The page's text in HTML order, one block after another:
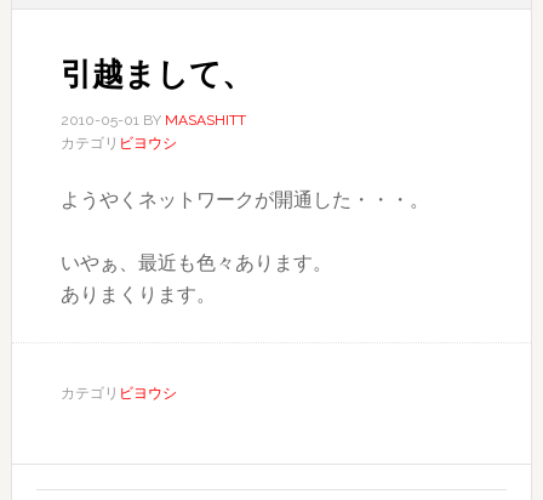
引越まして、
2010-05-01BY MASASHITT
カテゴリ ビヨウシ
ようやくネットワークが開通した・・・。
いやぁ、最近も色々あります。
ありまくります。
カテゴリ ビヨウシ